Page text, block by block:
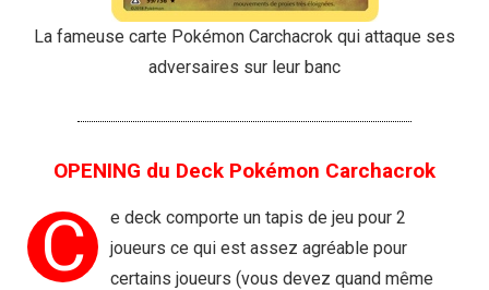
La fameuse carte Pokémon Carchacrok qui attaque ses
adversaires sur leur banc
OPENING du Deck Pokémon Carchacrok
C
e deck comporte un tapis de jeu pour 2
joueurs ce qui est assez agréable pour
certains joueurs (vous devez quand même